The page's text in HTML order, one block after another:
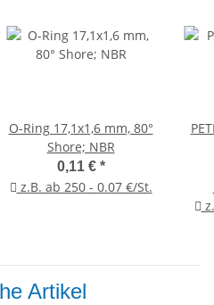
O-Ring 17,1x1,6 mm, 80°
Shore; NBR
0,11 € *
z.B. ab 250 - 0.07 €/St.
Artikel